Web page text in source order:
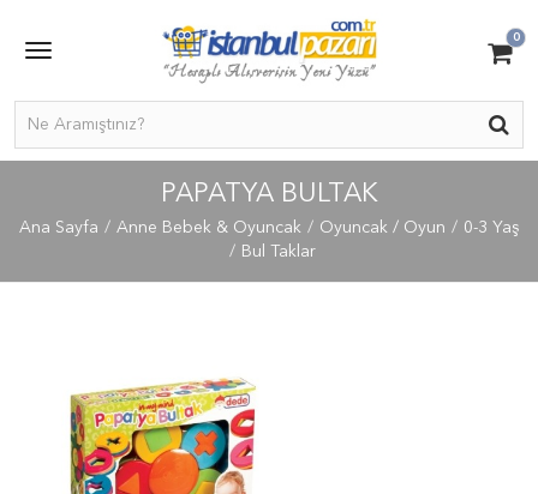
0
PAPATYA BULTAK
Ana Sayfa Anne Bebek & Oyuncak Oyuncak / Oyun
0-3 Yaş
Bul Taklar